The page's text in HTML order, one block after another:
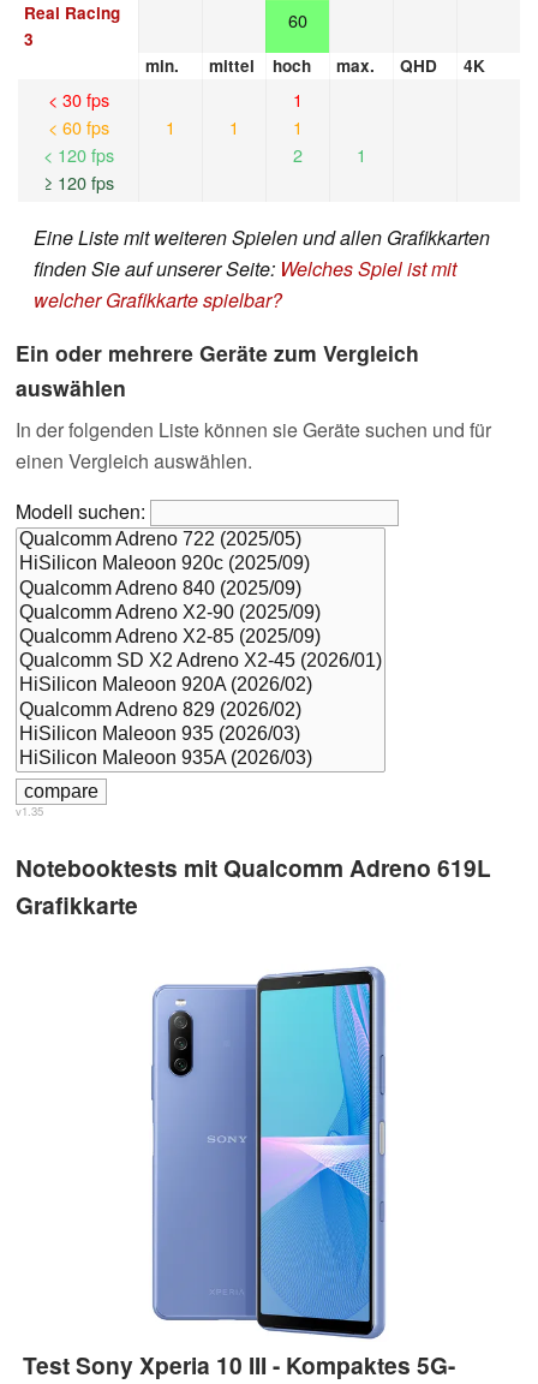
Real Racing
3
60
min. mittel hoch max. QHD 4K
< 30 fps
< 60 fps
< 120 fps
≥ 120 fps
1 1
1
1
2
1
Eine Liste mit weiteren Spielen und allen Grafikkarten
finden Sie auf unserer Seite: Welches Spiel ist mit
welcher Grafikkarte spielbar?
Ein oder mehrere Geräte zum Vergleich
auswählen
In der folgenden Liste können sie Geräte suchen und für
einen Vergleich auswählen.
Modell suchen:
v1.35
Notebooktests mit Qualcomm Adreno 619L
Grafikkarte
Test Sony Xperia 10 III - Kompaktes 5G-